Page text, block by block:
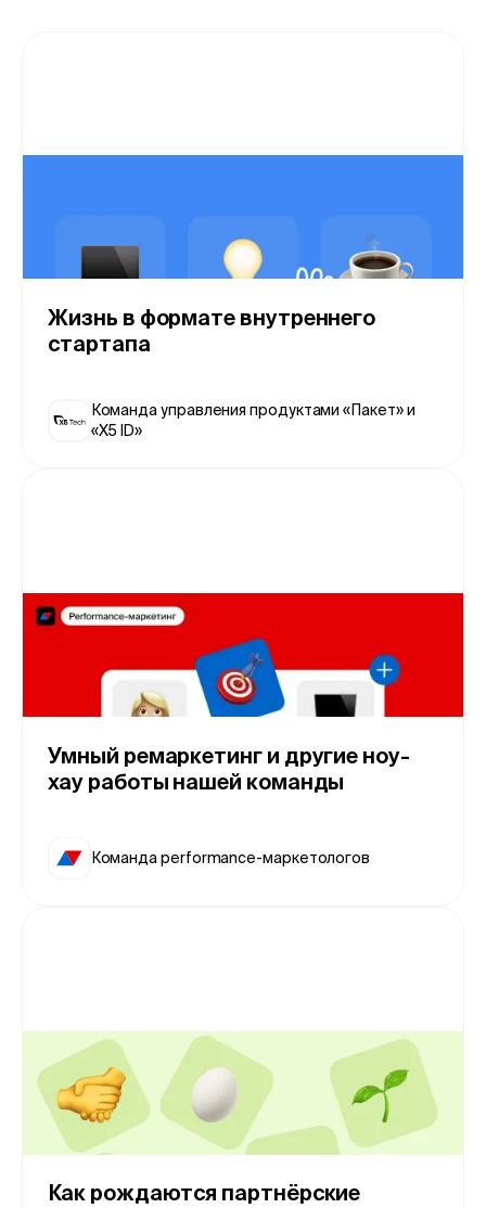
Жизнь в формате внутреннего
стартапа
Команда управления продуктами «Пакет» и
«X5 ID»
Умный ремаркетинг и другие ноу-
хау работы нашей команды
Команда performance-маркетологов
Как рождаются партнёрские